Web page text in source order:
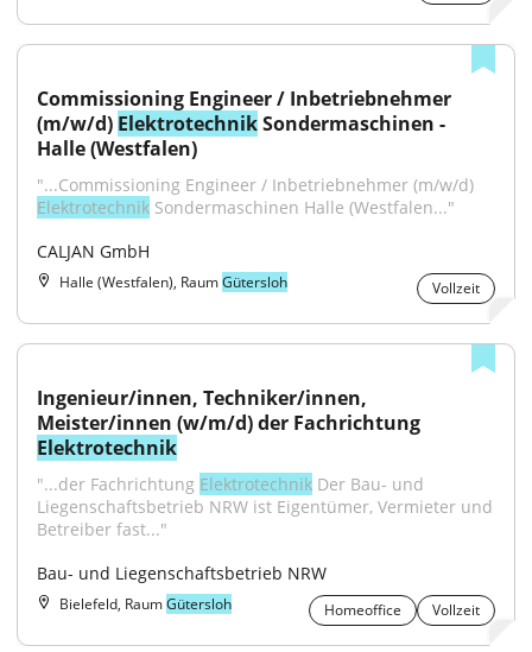
Commissioning Engineer / Inbetriebnehmer
(m/w/d) Elektrotechnik Sondermaschinen -
Halle (Westfalen)
Elektrotechnik Sondermaschinen Halle (Westfalen..."
CALJAN GmbH
Halle (Westfalen), RaumGütersloh Vollzeit
Ingenieur/innen, Techniker/innen,
Elektrotechnik
"...der Fachrichtung Elektrotechnik Der Bau- und
Liegenschaftsbetrieb NRW ist Eigentümer, Vermieter und
Betreiber fast..."
Bau- und Liegenschaftsbetrieb NRW
Bielefeld, RaumGütersloh Homeoffice Vollzeit